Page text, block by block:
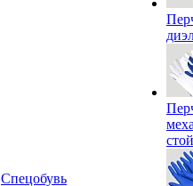
Спецобувь